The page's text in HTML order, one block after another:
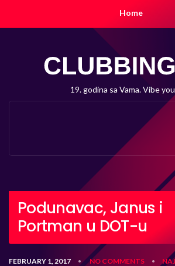
Home
19. godina sa Vama. Vibe
Podunavac, Janus i
Portman u DOT-u
FEBRUARY 1, 2017 • NO COMMENTS •